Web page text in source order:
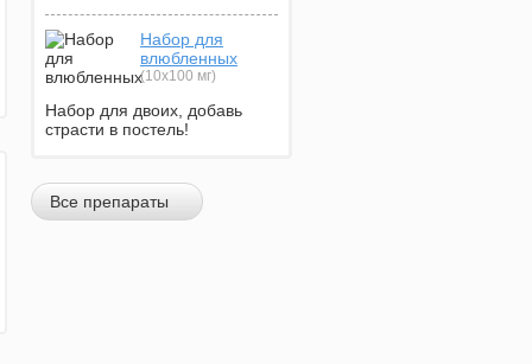
Набор для
влюбленных
(10х100 мг)
Набор для двоих, добавь
страсти в постель!
Все препараты